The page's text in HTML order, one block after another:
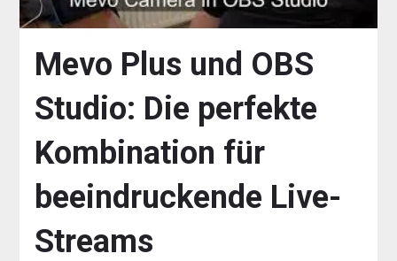
Mevo Plus und OBS
Studio: Die perfekte
Kombination für
beeindruckende Live-
Streams